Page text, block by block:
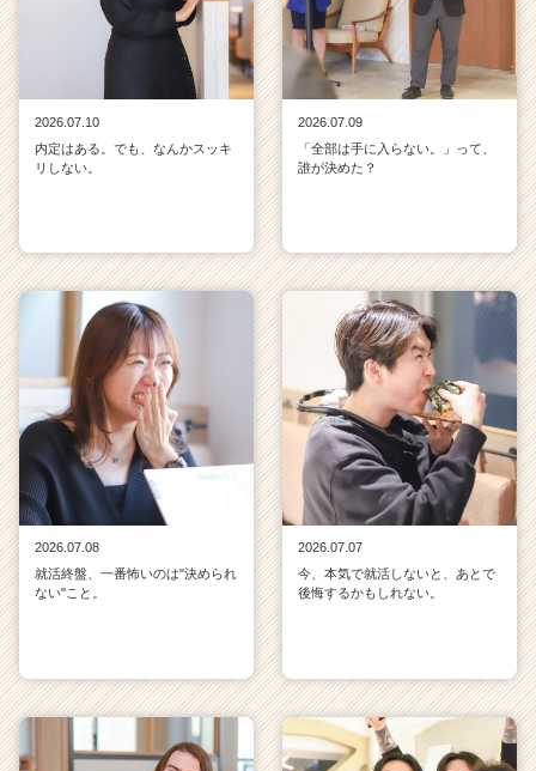
2026.07.10
内定はある。でも、なんかスッキ
リしない。
2026.07.09
「全部は手に入らない。」って、
誰が決めた？
2026.07.08
就活終盤、一番怖いのは"決められ
ない"こと。
2026.07.07
今、本気で就活しないと、あとで
後悔するかもしれない。